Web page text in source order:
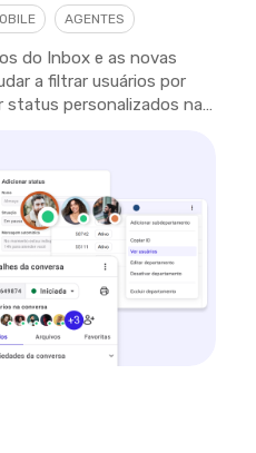
AGENTES
do Inbox e as novas
a filtrar usuários por
personalizados na